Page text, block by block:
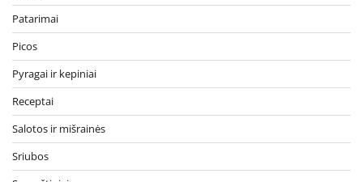
Patarimai
Picos
Pyragai ir kepiniai
Receptai
Salotos ir mišrainės
Sriubos